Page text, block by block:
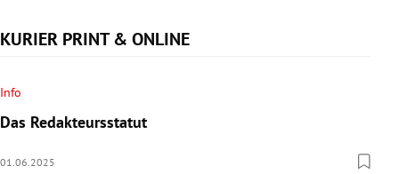
Untermenü
Untermenü
KURIER PRINT & ONLINE
Info
Das Redakteursstatut
01.06.2025